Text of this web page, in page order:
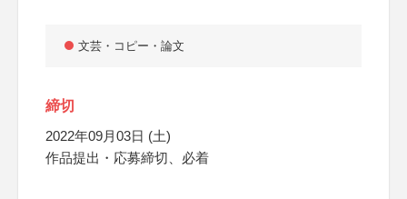
文芸・コピー・論文
締切
2022年09月03日 (土)
作品提出・応募締切、必着